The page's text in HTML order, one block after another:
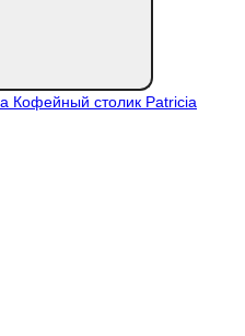
Кофейный столик Patricia